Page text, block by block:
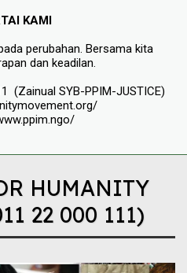
KAMI
perubahan. Bersama kita
dan keadilan.
1  (Zainual SYB-PPIM-JUSTICE)
HUMANITY
22 000 111)